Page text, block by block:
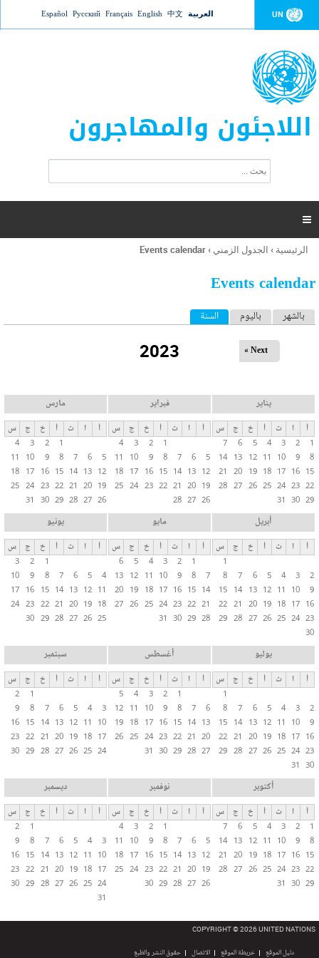
Jump to navigation UN العربية 中文
English
Français
Русский
Español
اللاجئون والمهاجرون
ت
ر
ل
ح
ب

أنت
هنا
الرئيسية › الجدول الزمني ›
Events calendar
Events calendar
ا
ب
ا
ت
ا
ل
أ
ا
س
ي
ة
بالشهر باليوم السنة (علامة التبويب النشطة)
2023 Next »
يناير
أ ا ث أ خ ج
س
1
2
3
4
5
6
7
8
9
10
11
12
13
14
15
16
17
18
19
20
21
22
23
24
25
26
27
28
29
30
31
فبراير
أ ا ث أ خ ج
س
1
2
3
4
5
6
7
8
9
10
11
12
13
14
15
16
17
18
19
20
21
22
23
24
25
26
27
28
مارس
أ ا ث أ خ ج
س
1
2
3
4
5
6
7
8
9
10
11
12
13
14
15
16
17
18
19
20
21
22
23
24
25
26
27
28
29
30
31
أبريل
أ ا ث أ خ ج
س
1
2
3
4
5
6
7
8
9
10
11
12
13
14
15
16
17
18
19
20
21
22
23
24
25
26
27
28
29
30
مايو
أ ا ث أ خ ج
س
1
2
3
4
5
6
7
8
9
10
11
12
13
14
15
16
17
18
19
20
21
22
23
24
25
26
27
28
29
30
31
يونيو
أ ا ث أ خ ج
س
1
2
3
4
5
6
7
8
9
10
11
12
13
14
15
16
17
18
19
20
21
22
23
24
25
26
27
28
29
30
يوليو
أ ا ث أ خ ج
س
1
2
3
4
5
6
7
8
9
10
11
12
13
14
15
16
17
18
19
20
21
22
23
24
25
26
27
28
29
30
31
أغسطس
أ ا ث أ خ ج
س
1
2
3
4
5
6
7
8
9
10
11
12
13
14
15
16
17
18
19
20
21
22
23
24
25
26
27
28
29
30
31
سبتمبر
أ ا ث أ خ ج
س
1
2
3
4
5
6
7
8
9
10
11
12
13
14
15
16
17
18
19
20
21
22
23
24
25
26
27
28
29
30
أكتوبر
أ ا ث أ خ ج
س
1
2
3
4
5
6
7
8
9
10
11
12
13
14
15
16
17
18
19
20
21
22
23
24
25
26
27
28
29
30
31
نوفمبر
أ ا ث أ خ ج
س
1
2
3
4
5
6
7
8
9
10
11
12
13
14
15
16
17
18
19
20
21
22
23
24
25
26
27
28
29
30
ديسمبر
أ ا ث أ خ ج
س
1
2
3
4
5
6
7
8
9
10
11
12
13
14
15
16
17
18
19
20
21
22
23
24
25
26
27
28
29
30
31
COPYRIGHT © 2026 UNITED NATIONS
دليل الموقع خريطة الموقع الاتصال حقوق النشر والطبع